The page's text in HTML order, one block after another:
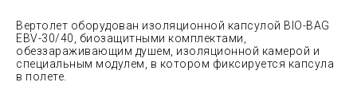
Вертолет оборудован изоляционной капсулой BIO-BAG
EBV-30/40, биозащитными комплектами,
обеззараживающим душем, изоляционной камерой и
специальным модулем, в котором фиксируется капсула
в полете.